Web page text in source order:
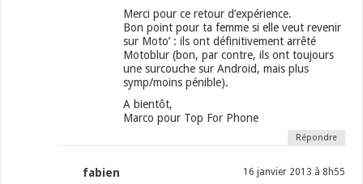
Merci pour ce retour d’expérience.
Bon point pour ta femme si elle veut revenir
sur Moto’ : ils ont définitivement arrêté
Motoblur (bon, par contre, ils ont toujours
une surcouche sur Android, mais plus
symp/moins pénible).
A bientôt,
Marco pour Top For Phone
Répondre
fabien 16 janvier 2013 à 8h55